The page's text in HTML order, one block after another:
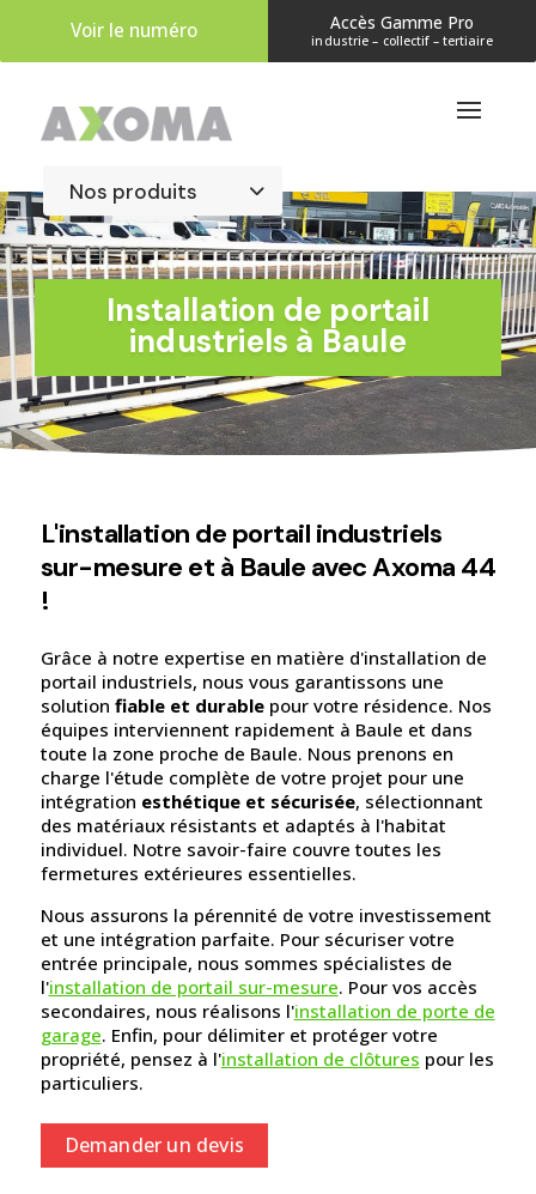
Voir le numéro Accès Gamme Pro
industrie – collectif – tertiaire
​Installation de portail
industriels à Baule
L'installation de portail industriels
sur-mesure et à Baule avec Axoma 44
!
Grâce à notre expertise en matière d'installation de
portail industriels, nous vous garantissons une
solution fiable et durablepour votre résidence. Nos
équipes interviennent rapidement à Baule et dans
toute la zone proche de Baule. Nous prenons en
charge l'étude complète de votre projet pour une
intégration esthétique et sécurisée, sélectionnant
des matériaux résistants et adaptés à l'habitat
individuel. Notre savoir-faire couvre toutes les
fermetures extérieures essentielles.
Nous assurons la pérennité de votre investissement
et une intégration parfaite. Pour sécuriser votre
entrée principale, nous sommes spécialistes de
l'installation de portail sur-mesure. Pour vos accès
secondaires, nous réalisons l'installation de porte de
garage. Enfin, pour délimiter et protéger votre
propriété, pensez à l'installation de clôtures pour les
particuliers.
Demander un devis